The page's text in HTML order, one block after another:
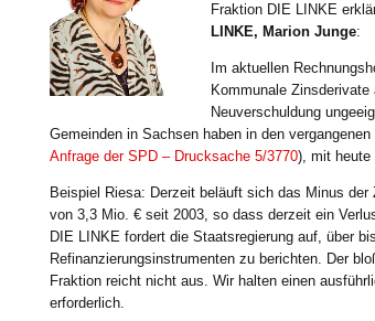
Fraktion DIE LINKE
LINKE, Marion Junge:
Im aktuellen
Kommunale
Neuverschuldung
Gemeinden in Sachsen haben in den
Anfrage der SPD – Drucksache 5/3770), mit heute
Beispiel Riesa: Derzeit beläuft sich das Minus
von 3,3 Mio. € seit 2003, so dass derzeit ein
DIE LINKE fordert die Staatsregierung auf, über
Refinanzierungsinstrumenten zu berichten. Der
Fraktion reicht nicht aus. Wir halten einen
erforderlich.